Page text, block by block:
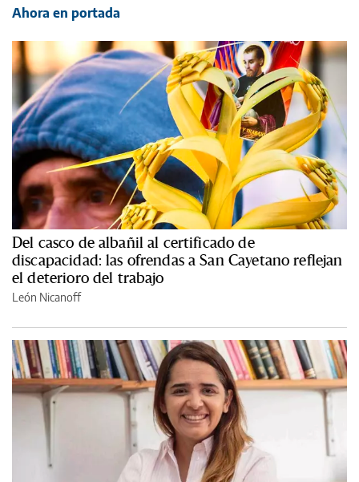
Ahora en portada
Del casco de albañil al certificado de
discapacidad: las ofrendas a San Cayetano reflejan
el deterioro del trabajo
León Nicanoff